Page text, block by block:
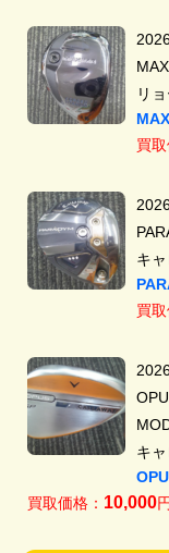
リ
買取
キ
買取
キ
買取価格： 10,000円